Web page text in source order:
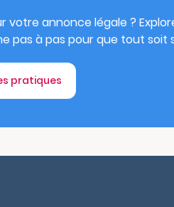
votre annonce légale ?
pas à pas pour que tout soit
pratiques